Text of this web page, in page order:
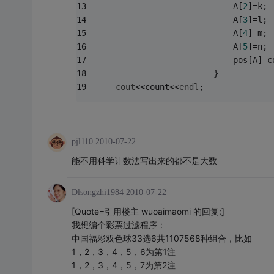
							A[
2]=k;
							A[
3]=l;
							A[
4]=m;
							A[
5]=n;
						}
cout<<count<<endl ;
pjl110 2010-07-22
能不用科学计数法写出来的都不是大数
Dlsongzhi1984 2010-07-22
[Quote=引用楼主 wuoaimaomi 的回复:]
我想编个彩票过滤程序：
中国福彩双色球33选6共1107568种组合，比如
1，2，3，4，5，6为第1注
1，2，3，4，5，7为第2注